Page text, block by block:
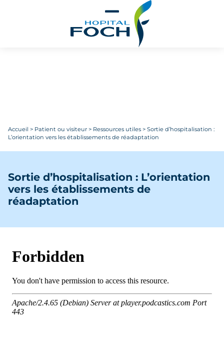
Accueil > Patient ou visiteur > Ressources utiles > Sortie d’hospitalisation :
L’orientation vers les établissements de réadaptation
Sortie d’hospitalisation : L’orientation
vers les établissements de
réadaptation